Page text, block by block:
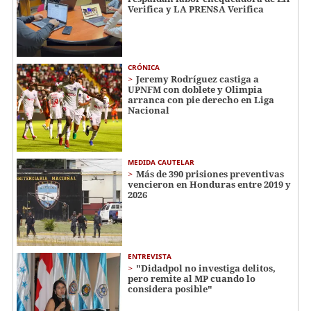
Verifica y LA PRENSA Verifica
CRÓNICA
Jeremy Rodríguez castiga a
UPNFM con doblete y Olimpia
arranca con pie derecho en Liga
Nacional
MEDIDA CAUTELAR
Más de 390 prisiones preventivas
vencieron en Honduras entre 2019 y
2026
ENTREVISTA
"Didadpol no investiga delitos,
pero remite al MP cuando lo
considera posible"